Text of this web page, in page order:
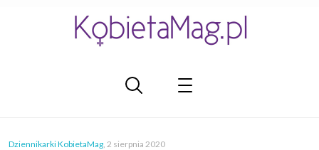
Dziennikarki KobietaMag, 2 sierpnia 2020